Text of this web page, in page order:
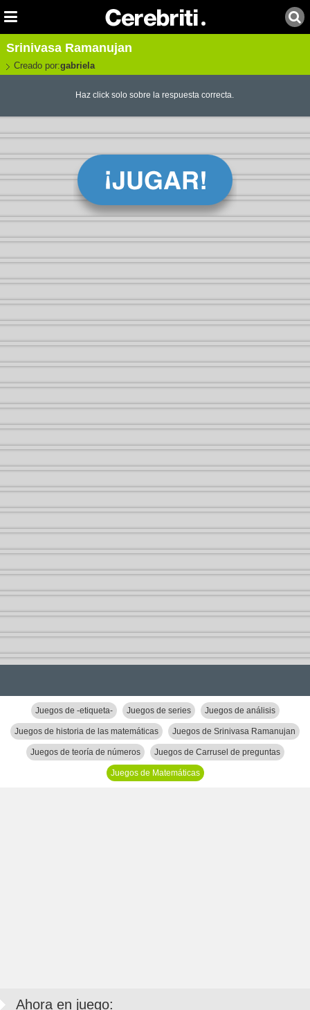
Srinivasa Ramanujan
Creado por:gabriela
Haz click solo sobre la respuesta correcta.
Juegos de -etiqueta- Juegos de series Juegos de análisis
Juegos de historia de las matemáticas Juegos de Srinivasa Ramanujan
Juegos de teoría de números Juegos de Carrusel de preguntas
Juegos de Matemáticas
Ahora en juego: